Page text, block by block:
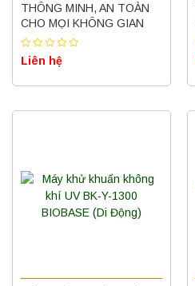
THÔNG MINH, AN TOÀN
CHO MỌI KHÔNG GIAN
Liên hệ